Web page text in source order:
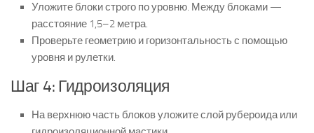
Уложите блоки строго по уровню. Между блоками —
расстояние 1,5–2 метра.
Проверьте геометрию и горизонтальность с помощью
уровня и рулетки.
Шаг 4: Гидроизоляция
На верхнюю часть блоков уложите слой рубероида или